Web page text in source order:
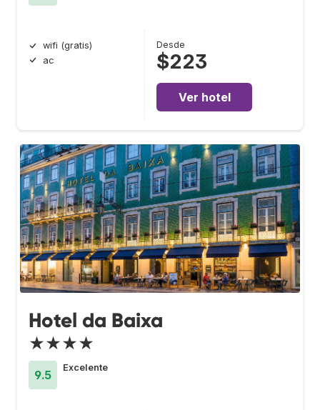
wifi (gratis)
ac
Desde
$223
Ver hotel
Hotel da Baixa
★★★★
9.5
Excelente